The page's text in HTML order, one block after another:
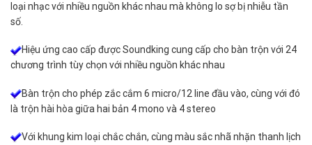
loại nhạc với nhiều nguồn khác nhau mà không lo sợ bị nhiễu tần
số.
Hiệu ứng cao cấp được Soundking cung cấp cho bàn trộn với 24
chương trình tùy chọn với nhiều nguồn khác nhau
Bàn trộn cho phép zắc cắm 6 micro/12 line đầu vào, cùng với đó
là trộn hài hòa giữa hai bản 4 mono và 4 stereo
Với khung kim loại chắc chắn, cùng màu sắc nhã nhặn thanh lịch